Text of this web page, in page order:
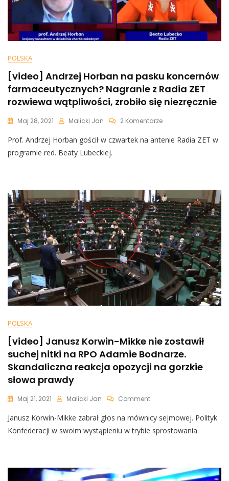
Pytaniu
Nie
Było
Co
Zbierać
POLSKA
[video] Andrzej Horban na pasku koncernów
farmaceutycznych? Nagranie z Radia ZET
rozwiewa wątpliwości, zrobiło się niezręcznie
Maj 28, 2021 Malicki Jan 2 KomentarzeDo
Andrzej
Farmaceutycznych?
Nagranie
Z
Radia
ZET
Rozwiewa
Wątpliwości,
Zrobiło
Się
Niezręcznie
Prof. Andrzej Horban gościł w czwartek na antenie Radia ZET w
programie red. Beaty Lubeckiej.
POLSKA
[video] Janusz Korwin-Mikke nie zostawił
suchej nitki na RPO Adamie Bodnarze.
Skandaliczna reakcja opozycji na gorzkie
słowa prawdy
Maj 21, 2021 Malicki Jan CommentOn
Janusz
Korwin-
Mikke
Suchej
Nitki
Janusz Korwin-Mikke zabrał głos na mównicy sejmowej. Polityk
Konfederacji w swoim wystąpieniu w trybie sprostowania